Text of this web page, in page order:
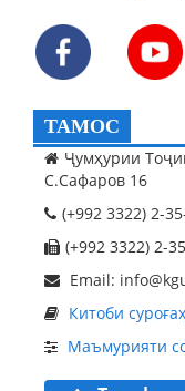
ТАМОС
Ҷумҳурии
С.Сафаров 16
(+992 3322) 2-
(+992 3322) 2-
Email:
Китоби
Маъмурияти